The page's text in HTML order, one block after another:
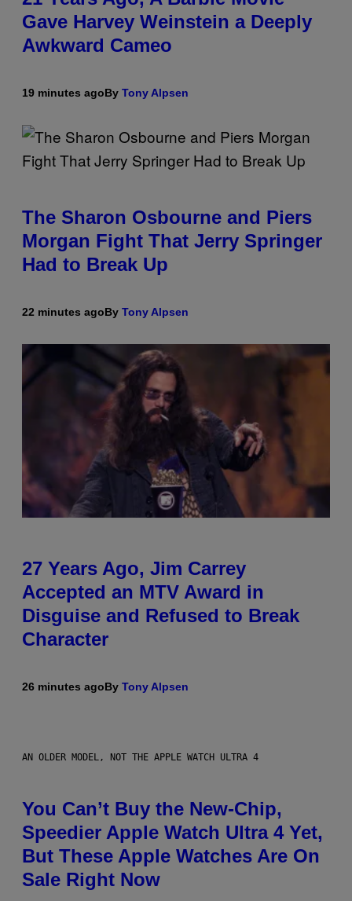
Gave Harvey Weinstein a Deeply
Awkward Cameo
19 minutes agoBy Tony Alpsen
The Sharon Osbourne and Piers
Morgan Fight That Jerry Springer
Had to Break Up
22 minutes agoBy Tony Alpsen
27 Years Ago, Jim Carrey
Accepted an MTV Award in
Disguise and Refused to Break
Character
26 minutes agoBy Tony Alpsen
AN OLDER MODEL, NOT THE APPLE WATCH ULTRA 4
You Can’t Buy the New-Chip,
Speedier Apple Watch Ultra 4 Yet,
But These Apple Watches Are On
Sale Right Now